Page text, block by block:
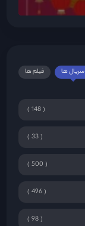
فیلم ها سریال ها
148
33
500
496
98